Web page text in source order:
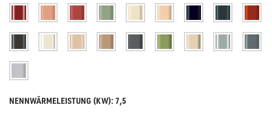
NENNWÄRMELEISTUNG (KW): 7,5